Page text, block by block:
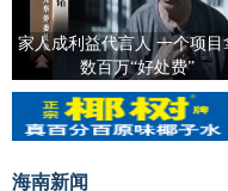
家人成利益代言人 一个项目
数百万“好处费”
海南新闻